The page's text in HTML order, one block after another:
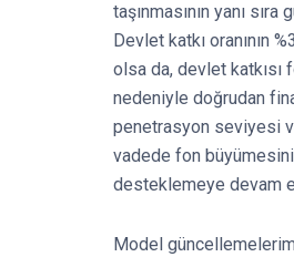
taşınmasının yanı
Devlet katkı oranının
olsa da, devlet katkısı
nedeniyle doğrudan
penetrasyon seviyesi
vadede fon
desteklemeye devam
Model